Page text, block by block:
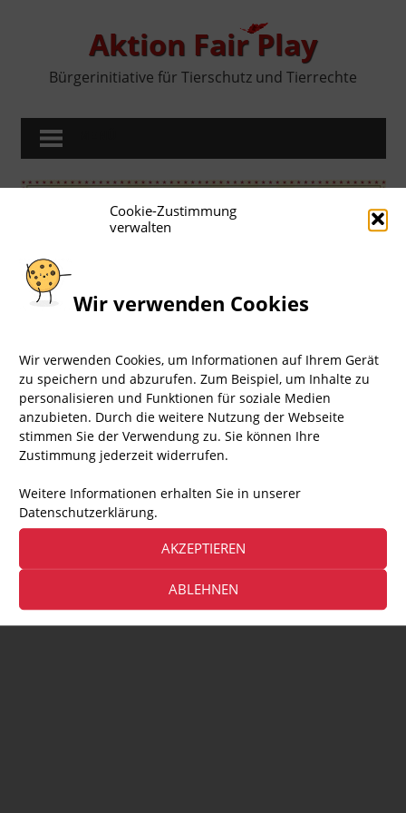
Cookie-Zustimmung
verwalten
Wir verwenden Cookies
Wir verwenden Cookies, um Informationen auf Ihrem Gerät
zu speichern und abzurufen. Zum Beispiel, um Inhalte zu
personalisieren und Funktionen für soziale Medien
anzubieten. Durch die weitere Nutzung der Webseite
stimmen Sie der Verwendung zu. Sie können Ihre
Zustimmung jederzeit widerrufen.
Weitere Informationen erhalten Sie in unserer
Datenschutzerklärung.
AKZEPTIEREN
ABLEHNEN
Aktion Fair Play
Bürgerinitiative für Tierschutz und Tierrechte
Impressum I Datenschutz LOGIN